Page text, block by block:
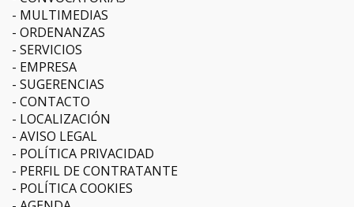
MULTIMEDIAS
ORDENANZAS
SERVICIOS
EMPRESA
SUGERENCIAS
CONTACTO
LOCALIZACIÓN
AVISO LEGAL
POLÍTICA PRIVACIDAD
PERFIL DE CONTRATANTE
POLÍTICA COOKIES